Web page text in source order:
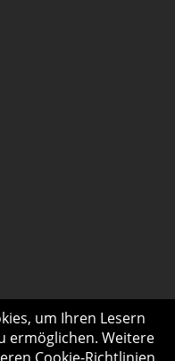
um Ihren Lesern
ermöglichen. Weitere